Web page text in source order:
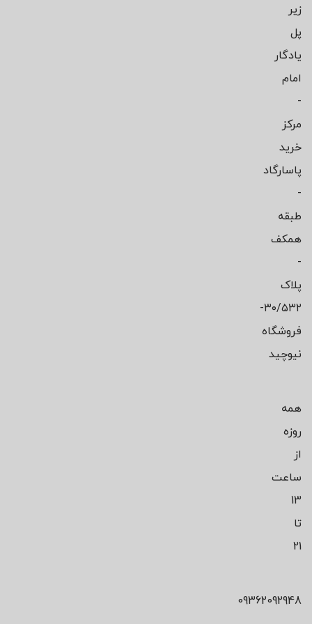
زیر
پل
یادگار
امام
-
مرکز
خرید
پاسارگاد
-
طبقه
همکف
-
پلاک
۳۰/۵۳۲-
فروشگاه
نیوچید
همه
روزه
از
ساعت
13
تا
21
09362092948